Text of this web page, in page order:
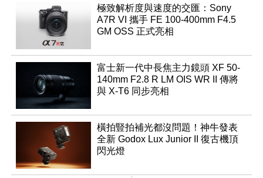
極致解析度與速度的交匯：Sony
A7R VI 攜手 FE 100-400mm F4.5
GM OSS 正式亮相
富士新一代中長焦主力鏡頭 XF 50-
140mm F2.8 R LM OIS WR II 傳將
與 X-T6 同步亮相
橫拍豎拍補光都沒問題！神牛發表
全新 Godox Lux Junior II 復古機頂
閃光燈